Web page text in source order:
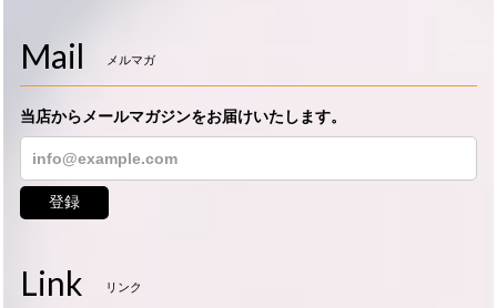
Mail メルマガ
当店からメールマガジンをお届けいたします。
登録
Link リンク